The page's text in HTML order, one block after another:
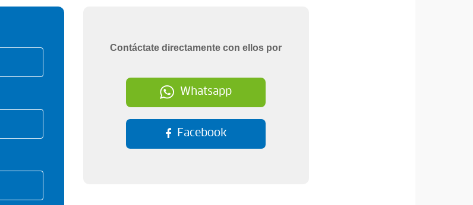
Contáctate directamente con ellos por
Whatsapp
Facebook